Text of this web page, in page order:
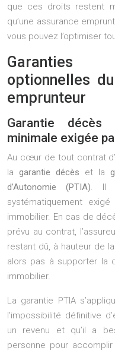
que ces droits restent
qu’une assurance
vous pouvez l’optimiser
Garanties
optionnelles
emprunteur
Garantie
minimale exigée
Au cœur de tout contrat
la garantie décès et la
d’Autonomie (PTIA). Il
systématiquement
immobilier. En cas de
prévu au contrat,
restant dû, à hauteur de
alors pas à supporter la
immobilier.
La garantie PTIA
l’impossibilité définitive
un revenu et qu’il a
personne pour